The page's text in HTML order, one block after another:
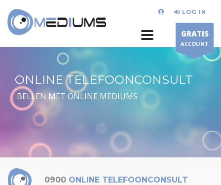
LOG IN
GRATIS
ACCOUNT
ONLINE TELEFOONCONSULT
BELLEN MET ONLINE MEDIUMS
0900 ONLINE TELEFOONCONSULT